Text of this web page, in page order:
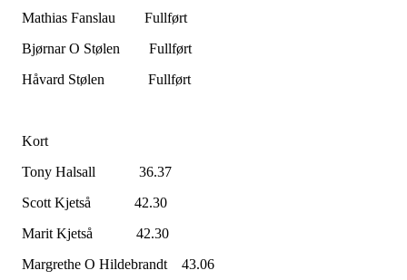
Mathias Fanslau Fullført
Bjørnar O Stølen Fullført
Håvard Stølen Fullført
Kort
Tony Halsall 36.37
Scott Kjetså 42.30
Marit Kjetså 42.30
Margrethe O Hildebrandt 43.06